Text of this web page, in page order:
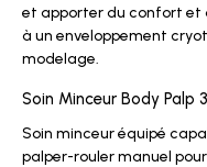
et apporter du confort et
à un enveloppement
modelage.
Soin Minceur Body Palp
Soin minceur équipé
palper-rouler manuel